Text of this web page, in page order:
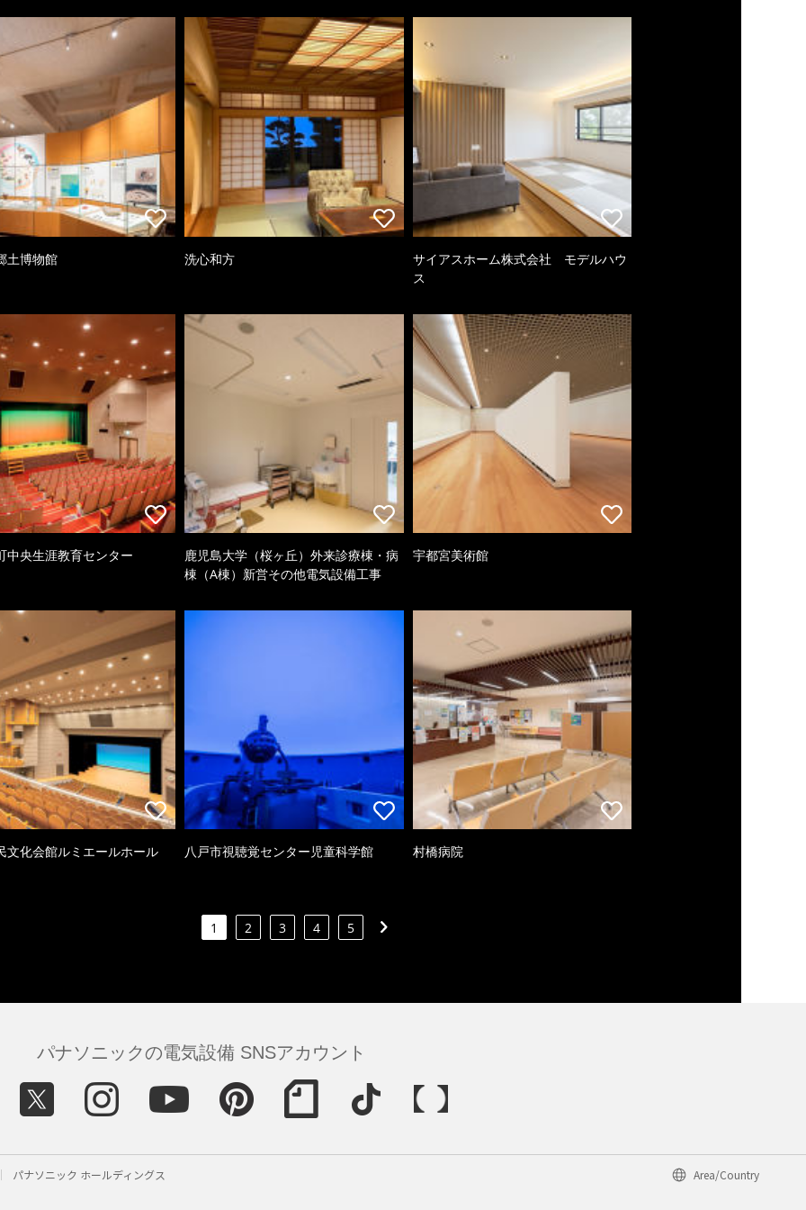
土博物館 洗心和方
サイアスホーム株式会社 モデルハウ
ス
中央生涯教育センター
鹿児島大学（桜ヶ丘）外来診療棟・病
棟（A棟）新営その他電気設備工事
宇都宮美術館
文化会館ルミエールホール 八戸市視聴覚センター児童科学館 村橋病院
1 2 3 4 5
パナソニックの電気設備 SNSアカウント
パナソニック ホールディングス Area/Country